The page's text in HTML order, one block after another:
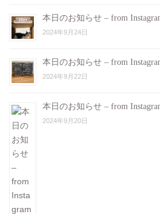
本日のお知らせ – from
2024年9月24日
本日のお知らせ – from
2024年9月22日
本日のお知らせ – from
2024年9月20日